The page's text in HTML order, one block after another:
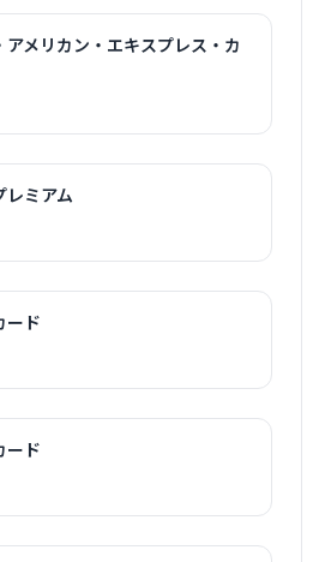
メリカン・エキスプレス・カ
レミアム
ード
ード